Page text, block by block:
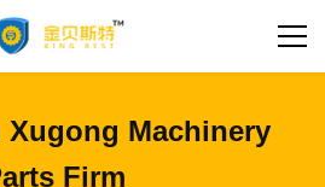
Xugong Machinery
Firm